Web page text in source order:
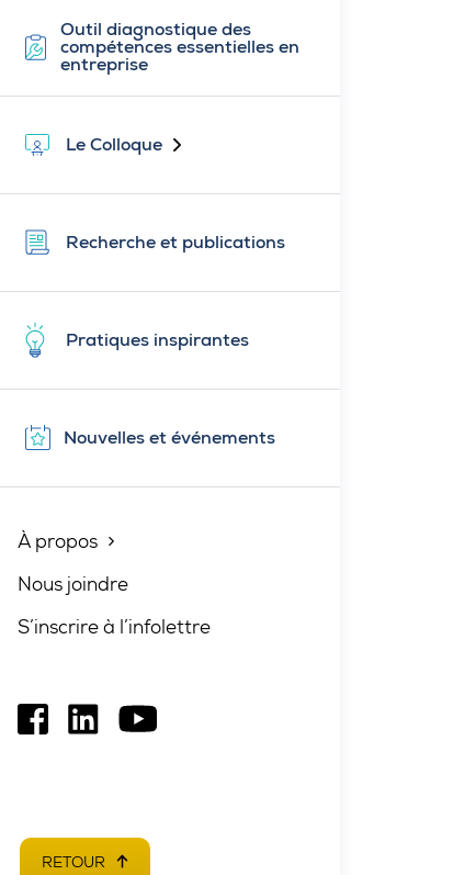
Outil diagnostique des
compétences essentielles en
entreprise
Le Colloque
Fermé
Recherche et publications
Pratiques inspirantes
Nouvelles et événements
À propos
Fermé
Nous joindre
S’inscrire à l’infolettre
Ce
une
Ce
une
Ce
RETOUR EN HAUT DE PAGE